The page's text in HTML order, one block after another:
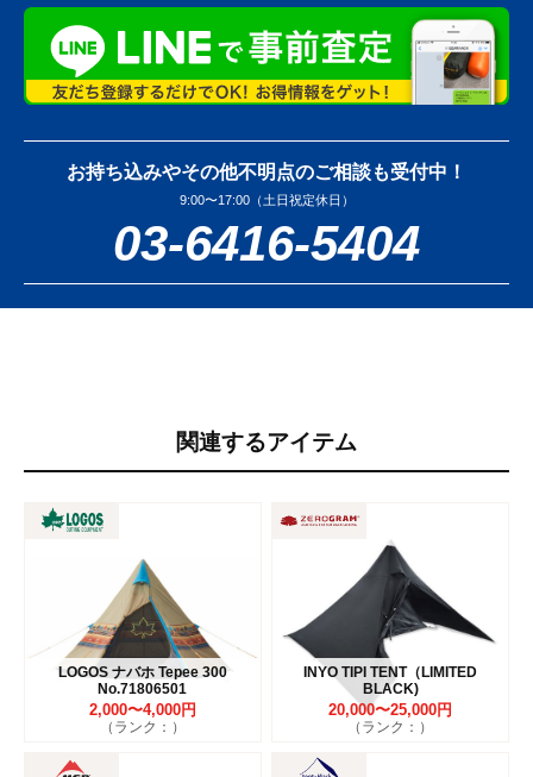
お持ち込みやその他不明点のご相談も受付中！
9:00〜17:00（土日祝定休日）
03-6416-5404
関連するアイテム
LOGOS ナバホ Tepee 300
No.71806501
2,000〜4,000円
（ランク：）
INYO TIPI TENT（LIMITED
BLACK)
20,000〜25,000円
（ランク：）